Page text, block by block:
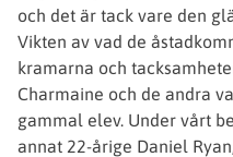
och det är tack vare den
Vikten av vad de
kramarna och
Charmaine och de andra
gammal elev. Under vårt
annat 22-årige Daniel